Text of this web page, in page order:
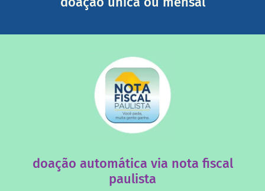
doação automática via nota fiscal
paulista
saiba mais